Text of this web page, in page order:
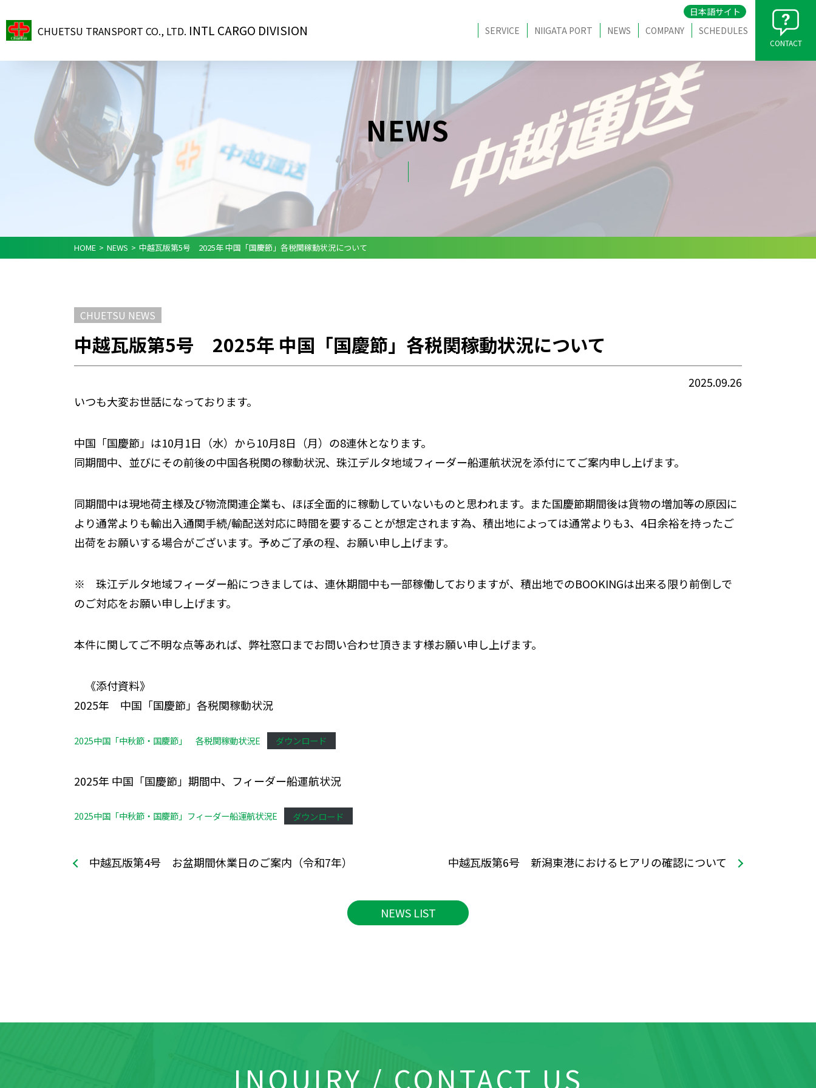
CHUETSU TRANSPORT CO., LTD. INTL CARGO DIVISION SERVICE
FREIGHT FORWARDING WAREHOUSING/TRANSPORTATION CUSTOMS CLEARANCE NIIGATA PORT NEWS
2025.09.26
CHUETSU NEWS 中越瓦版第5号 2025年 中国「国慶節」各税関稼動状況について COMPANY SCHEDULES
CONTACT
日本語サイト
NEWS
HOME > NEWS > 中越瓦版第5号 2025年 中国「国慶節」各税関稼動状況について
CHUETSU NEWS
中越瓦版第5号 2025年 中国「国慶節」各税関稼動状況について
2025.09.26
いつも大変お世話になっております。
中国「国慶節」は10月1日（水）から10月8日（月）の8連休となります。
同期間中、並びにその前後の中国各税関の稼動状況、珠江デルタ地域フィーダー船運航状況を添付にてご案内申し上げます。
同期間中は現地荷主様及び物流関連企業も、ほぼ全面的に稼動していないものと思われます。また国慶節期間後は貨物の増加等の原因に
より通常よりも輸出入通関手続/輸配送対応に時間を要することが想定されます為、積出地によっては通常よりも3、4日余裕を持ったご
出荷をお願いする場合がございます。予めご了承の程、お願い申し上げます。
※ 珠江デルタ地域フィーダー船につきましては、連休期間中も一部稼働しておりますが、積出地でのBOOKINGは出来る限り前倒しで
のご対応をお願い申し上げます。
本件に関してご不明な点等あれば、弊社窓口までお問い合わせ頂きます様お願い申し上げます。
《添付資料》
2025年 中国「国慶節」各税関稼動状況
2025中国「中秋節・国慶節」 各税関稼動状況E ダウンロード
2025年 中国「国慶節」期間中、フィーダー船運航状況
2025中国「中秋節・国慶節」フィーダー船運航状況E ダウンロード
中越瓦版第4号 お盆期間休業日のご案内（令和7年） 中越瓦版第6号 新潟東港におけるヒアリの確認について
NEWS LIST
INQUIRY / CONTACT US